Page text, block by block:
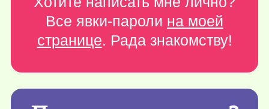
Все явки-пароли на моей
странице. Рада знакомству!